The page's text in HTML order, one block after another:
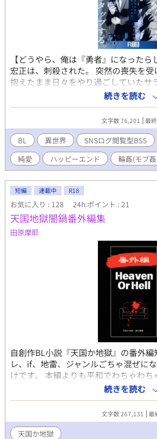
【どうやら、俺は『勇者』になった
宏正は、刺殺された。 突然の喪失を
抱えたまま日々をやり過ごしていたサ
時、凪のスマホに届いた奇妙な通知。
と、SNSアプリが開く。新規投稿とし
界で勇者として生きる宏正の姿だった
凪。しかし—— ログは徐々に不穏を帯
者』は壊れていく。 凪の同期・鈴木湊
ディスプレイに隔てられた四人の想い
それでも続く生を描いた現代×異世界
一部性描写を含むため、シリーズ全
には非同意による性行為・自死未遂が
き下ろし＝完全版、本日発売開始！》
1,232円（20%OFF・06/04 23:59まで
https://dlsharing.com/bl-
touch/work/=/product_id/
版限定)】 ・凪ルート「1周目」(性描
ート「2周目」(性描写濃いめ/宏正・
伝2本(約20000字) 湊×凪:甘々わち
正:終章後のしっとりセックス ◇補足
バッドエンド案一覧) ※pixivにも同内
（https://www.pixiv.net/novel/
【CP】 〈両片想い〉 人たらしリー
後〉 ・エリート風リーマン×人た
者×高潔闇堕ち勇者 【要素】 異世界召
覧型BSS／サラリーマン／勇者／主従
／ハッピーエンド 【プレイ内容】 〈
フェラ・モブ・野外・壁尻・媚薬 〈
（キス・兜合わせ・正常位） 和姦（
位） 【クレジット】 表紙イラスト：
(https://x.com/katanosk) 表紙デザ
(https://x.com/ifdesign_w) サムネ
https://x.com/00Kuma2525 )
続きを読む
文字数 76,201 最
BL 異世界 SNSログ閲覧型BSS
純愛
ハッピーエンド 輪姦(モブ
短編 連載中 R18
お気に入り : 128 24h.ポイント : 21
天国地獄闇鍋番外編集
田原摩耶
自創作BL小説『天国か地獄』の番外
レ、if、地雷、ジャンルごちゃ混ぜに
けです。 本編よりも平和でわちゃわ
りしてなかったりします。続きを読む
文字数 267,131 最
天国か地獄